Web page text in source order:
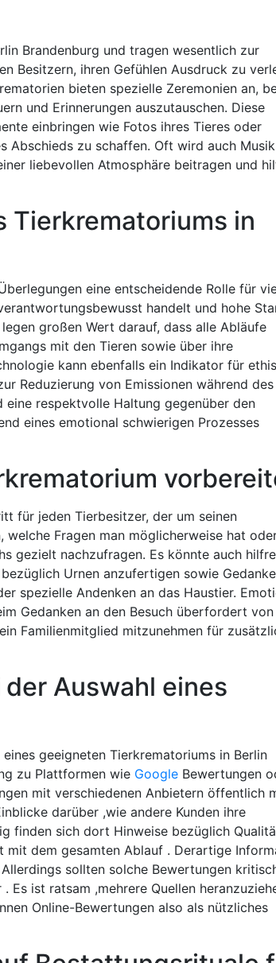
Brandenburg und tragen wesentlich zur
Besitzern, ihren Gefühlen Ausdruck zu
bieten spezielle Zeremonien an,
und Erinnerungen auszutauschen. Diese
einbringen wie Fotos ihres Tieres oder
Abschieds zu schaffen. Oft wird auch Musik
liebevollen Atmosphäre beitragen und
Tierkrematoriums in
eine entscheidende Rolle für
handelt und hohe
großen Wert darauf, dass alle Abläufe
mit den Tieren sowie über ihre
kann ebenfalls ein Indikator für
Reduzierung von Emissionen während des
eine respektvolle Haltung gegenüber den
eines emotional schwierigen Prozesses
für jeden Tierbesitzer, der um seinen
Fragen man möglicherweise hat
gezielt nachzufragen. Es könnte auch
Urnen anzufertigen sowie
spezielle Andenken an das Haustier.
Gedanken an den Besuch überfordert von
Familienmitglied mitzunehmen für
Auswahl eines
geeigneten Tierkrematoriums in Berlin
zu Plattformen wie Google Bewertungen
mit verschiedenen Anbietern öffentlich
darüber ,wie andere Kunden ihre
finden sich dort Hinweise bezüglich
mit dem gesamten Ablauf . Derartige
sollten solche Bewertungen
ist ratsam ,mehrere Quellen
Online-Bewertungen also als nützliches